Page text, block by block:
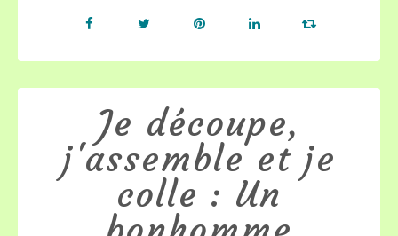
Je découpe,
j'assemble et je
colle : Un